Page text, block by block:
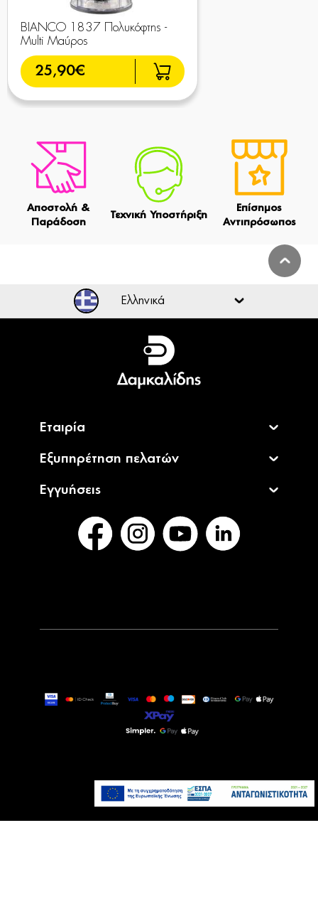
BIANCO 1837 Πολυκόφτης -
Multi Μαύρος
25,90€
Αποστολή &
Παράδοση
Τεχνική Υποστήριξη
Επίσημος
Αντιπρόσωπος
Προσθήκη στο καλάθι
Ελληνικά
Ελληνικά
English
Εταιρία
Εξυπηρέτηση πελατών
Εγγυήσεις